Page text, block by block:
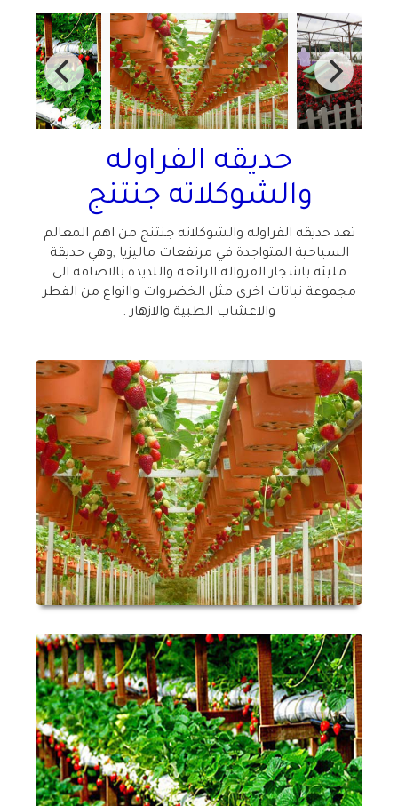
حديقه الفراوله
والشوكلاته جنتنج
تعد حديقه الفراوله والشوكلاته جنتنج من اهم المعالم
السياحية المتواجدة في مرتفعات ماليزيا ,وهي حديقة
مليئة باشجار الفروالة الرائعة واللذيذة بالاضافة الى
مجموعة نباتات اخرى مثل الخضروات واانواع من الفطر
والاعشاب الطبية والازهار .